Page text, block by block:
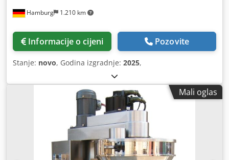
Hamburg 1.210 km
Informacije o cijeni Pozovite
Stanje: novo, Godina izgradnje: 2025,
Mali oglas